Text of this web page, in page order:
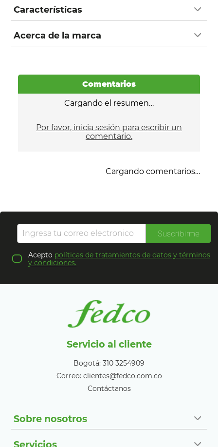
Características
Acerca de la marca
Comentarios
Cargando el resumen…
Por favor, inicia sesión para escribir un
comentario.
Cargando comentarios…
Suscribirme
Acepto políticas de tratamientos de datos y términos
y condiciones.
Servicio al cliente
Bogotá: 310 3254909
Correo: clientes@fedco.com.co
Contáctanos
Sobre nosotros